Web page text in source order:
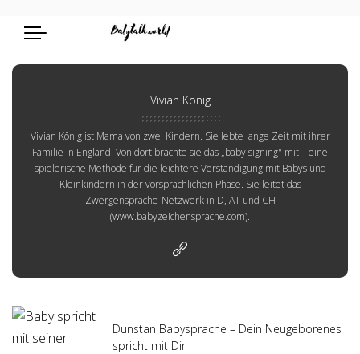
Vivian König
Vivian König ist Mama von zwei Kindern. Sie lebte lange Zeit mit ihrer
Familie in England. Von dort brachte sie das „baby signing" mit – eine
spielerische Methode für die leichtere Verständigung mit Babys und
Kleinkindern in der vorsprachlichen Phase. Sie leitet das
Zwergensprache-Netzwerk in D, AT und CH
(www.babyzeichensprache.com).
Dunstan Babysprache – Dein Neugeborenes
spricht mit Dir